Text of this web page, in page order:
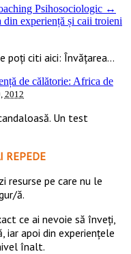
Psihosociologic ↔
din experiență și caii troieni
poți citi aici: Învățarea...
de călătorie: Africa de
2012
Un test
REPEDE
pe care nu le
ă.
ce ai nevoie să înveți,
iar apoi din experiențele
înalt.